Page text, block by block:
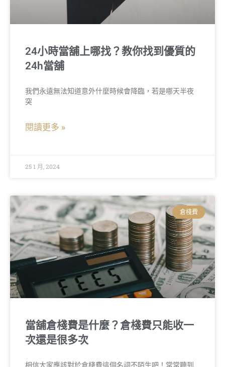
24小時當舖上哪找？教你找到優質的
24h當舖
我們永遠無法知道意外什麼時候會降臨，若是哪天半夜
突
閱讀更多 »
25 1 月, 2024
倉棧費
當舖倉棧費是什麼？倉棧費只能收一
次還是很多次
相信大家應該對於倉棧費這個名詞不陌生吧！常常聽到